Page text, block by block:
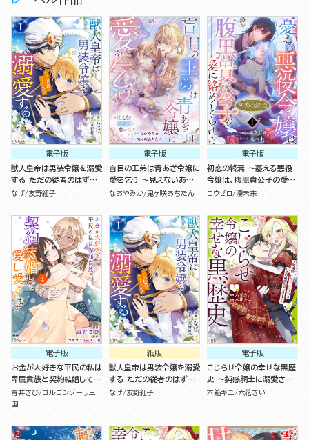
電子版
獣人皇帝は男装令嬢を溺愛
する ただの従者のはずで
すが！ コミック版 （1）
なげ 友野紅子
電子版
盲目の王弟は青あざ令嬢に
愛を乞う ～見えないあな
たと醜い私～ コミック版
なおやみか 鬼ヶ咲あちたん
電子版
初恋の終焉 ～憂える悪役
令嬢は、腹黒貴公子の愛に
絡めとられる～ コミック版
コウゼロ 湊未来
電子版
お金が大好きな平民の私は
卑屈貴族と契約結婚して愛
し愛されます コミック版
（4）
青井さび ゴルゴンゾーラ三
国
紙版
獣人皇帝は男装令嬢を溺愛
する ただの従者のはずで
すが！（１）
なげ 友野紅子
電子版
こじらせ令嬢の幸せな黒歴
史 ～鈍感騎士に溺愛され
るための秘密のアプローチ
木箱キユ 六花きい